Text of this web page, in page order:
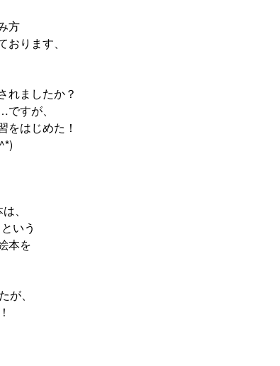
方
ります、
れましたか？
すが、
をはじめた！
、
いう
本を
、